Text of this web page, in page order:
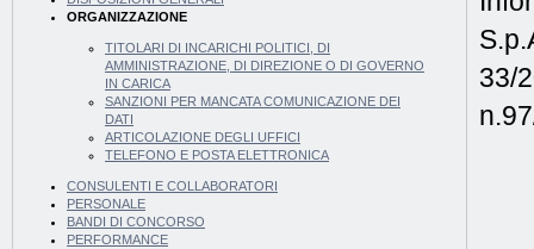
ORGANIZZAZIONE
TITOLARI DI INCARICHI POLITICI, DI
AMMINISTRAZIONE, DI DIREZIONE O DI GOVERNO
IN CARICA
SANZIONI PER MANCATA COMUNICAZIONE DEI
DATI
ARTICOLAZIONE DEGLI UFFICI
TELEFONO E POSTA ELETTRONICA
CONSULENTI E COLLABORATORI
PERSONALE
BANDI DI CONCORSO
PERFORMANCE
33/